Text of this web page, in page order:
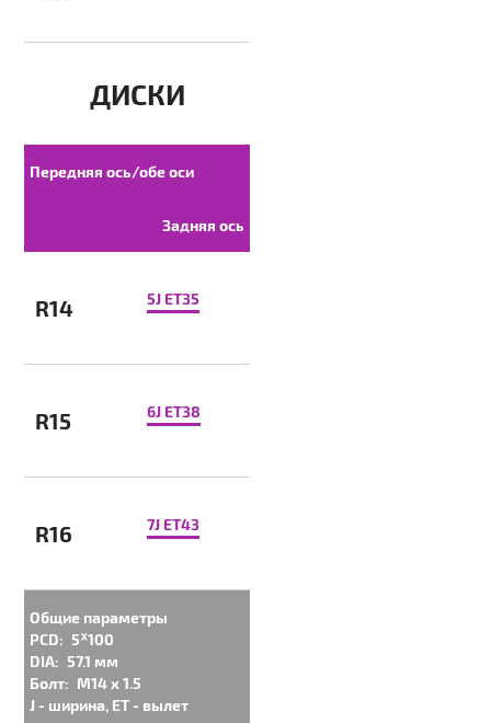
ДИСКИ
Передняя ось/обе оси
Задняя ось
R14 5J ET35
R15 6J ET38
R16 7J ET43
Общие параметры
PCD: 5ᕁ100
DIA: 57.1 мм
Болт: M14 x 1.5
J - ширина, ET - вылет